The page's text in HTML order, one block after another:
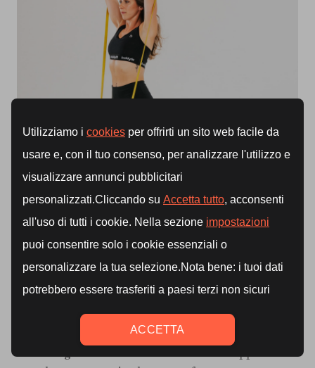
Errori comuni da evitare con gli
elastici
Per sfruttare al meglio i benefici dellebande
elastiche, evita questi errori comuni:
troppo velocemente riduce l’efficacia e aumenta il
rischio di infortuni;
Scegliere una resistenza errata: troppo